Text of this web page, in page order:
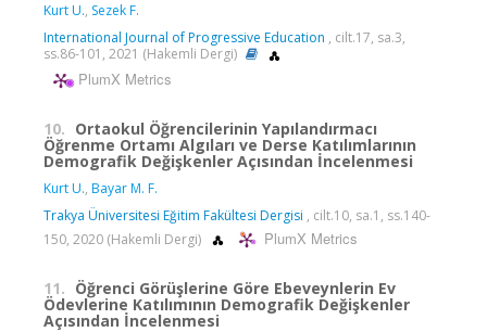
Kurt U., Sezek F.
International Journal of Progressive Education , cilt.17, sa.3,
ss.86-101, 2021 (Hakemli Dergi)
PlumX Metrics
10. Ortaokul Öğrencilerinin Yapılandırmacı
Öğrenme Ortamı Algıları ve Derse Katılımlarının
Demografik Değişkenler Açısından İncelenmesi
Kurt U., Bayar M. F.
Trakya Üniversitesi Eğitim Fakültesi Dergisi , cilt.10, sa.1, ss.140-
150, 2020 (Hakemli Dergi)
PlumX Metrics
11. Öğrenci Görüşlerine Göre Ebeveynlerin Ev
Ödevlerine Katılımının Demografik Değişkenler
Açısından İncelenmesi